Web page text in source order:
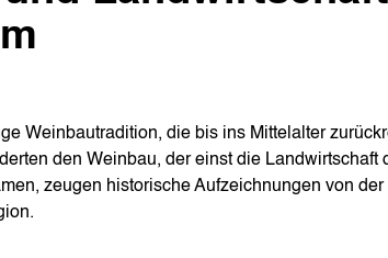
Weinbautradition, die bis ins Mittelalter
den Weinbau, der einst die
zeugen historische Aufzeichnungen von